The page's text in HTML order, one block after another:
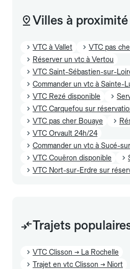
Villes à proximité
VTC à Vallet
VTC pas
Réserver un vtc à Vertou
VTC Saint-Sébastien-sur-
Commander un vtc à Sainte-
VTC Rezé disponible
VTC Carquefou sur
VTC pas cher Bouaye
VTC Orvault 24h/24
Commander un vtc à Sucé-
VTC Couëron disponible
VTC Nort-sur-Erdre sur
Trajets
VTC Clisson → La Rochelle
Trajet en vtc Clisson → Niort